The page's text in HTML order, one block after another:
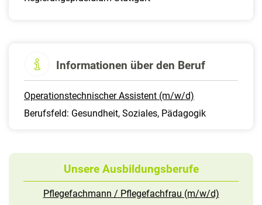
Informationen über den Beruf
Operationstechnischer Assistent (m/w/d)
Berufsfeld: Gesundheit, Soziales, Pädagogik
Unsere Ausbildungsberufe
Pflegefachmann / Pflegefachfrau (m/w/d)